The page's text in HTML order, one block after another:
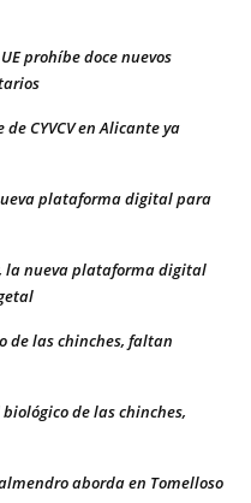
prohíbe doce nuevos
de CYVCV en Alicante ya
plataforma digital para
la nueva plataforma digital
de las chinches, faltan
de las chinches,
aborda en Tomelloso